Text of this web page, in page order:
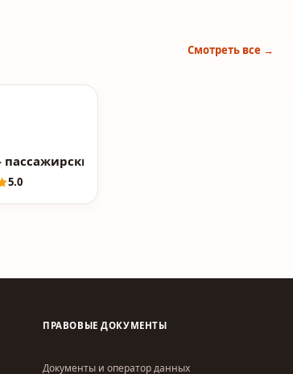
Смотреть все →
пассажирские перевозки
5.0
ПРАВОВЫЕ ДОКУМЕНТЫ
Документы и оператор данных